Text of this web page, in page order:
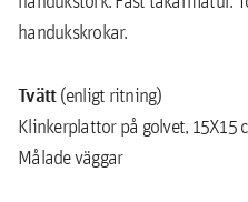
handukskrokar.
Tvätt(enligt ritning)
Klinkerplattor på golvet, 15X15
Målade väggar